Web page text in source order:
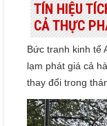
TÍN HIỆU
CẢ THỰC
Bức tranh kinh tế
lạm phát giá cả
thay đổi trong